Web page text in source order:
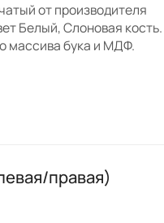
от производителя
Белый, Слоновая кость.
массива бука и МДФ.
правая)